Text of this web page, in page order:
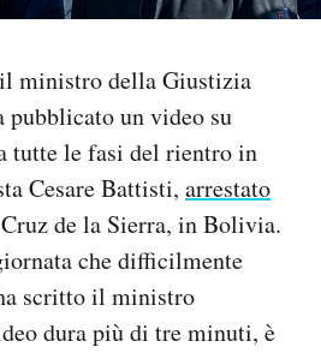
ministro della Giustizia
pubblicato un video su
tutte le fasi del rientro in
Cesare Battisti, arrestato
de la Sierra, in Bolivia.
che difficilmente
scritto il ministro
dura più di tre minuti, è